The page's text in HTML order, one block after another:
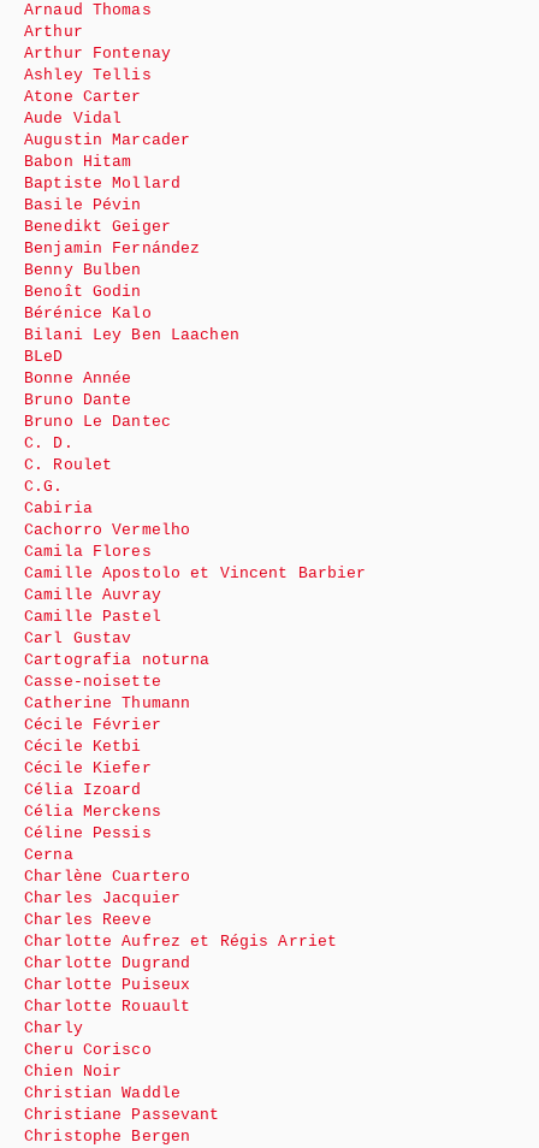
Arnaud Thomas
Arthur
Arthur Fontenay
Ashley Tellis
Atone Carter
Aude Vidal
Augustin Marcader
Babon Hitam
Baptiste Mollard
Basile Pévin
Benedikt Geiger
Benjamin Fernández
Benny Bulben
Benoît Godin
Bérénice Kalo
Bilani Ley Ben Laachen
BLeD
Bonne Année
Bruno Dante
Bruno Le Dantec
C. D.
C. Roulet
C.G.
Cabiria
Cachorro Vermelho
Camila Flores
Camille Apostolo et Vincent Barbier
Camille Auvray
Camille Pastel
Carl Gustav
Cartografia noturna
Casse-noisette
Catherine Thumann
Cécile Février
Cécile Ketbi
Cécile Kiefer
Célia Izoard
Célia Merckens
Céline Pessis
Cerna
Charlène Cuartero
Charles Jacquier
Charles Reeve
Charlotte Aufrez et Régis Arriet
Charlotte Dugrand
Charlotte Puiseux
Charlotte Rouault
Charly
Cheru Corisco
Chien Noir
Christian Waddle
Christiane Passevant
Christophe Bergen